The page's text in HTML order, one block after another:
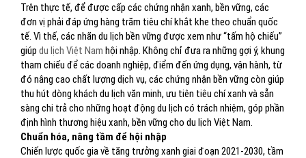
Trên thực tế, để được cấp các chứng nhận xanh, bền vững, các
đơn vị phải đáp ứng hàng trăm tiêu chí khắt khe theo chuẩn quốc
tế. Vì thế, các nhãn du lịch bền vững được xem như “tấm hộ chiếu”
giúp du lịch Việt Nam hội nhập. Không chỉ đưa ra những gợi ý, khung
tham chiếu để các doanh nghiệp, điểm đến ứng dụng, vận hành, từ
đó nâng cao chất lượng dịch vụ, các chứng nhận bền vững còn giúp
thu hút dòng khách du lịch văn minh, ưu tiên tiêu chí xanh và sẵn
sàng chi trả cho những hoạt động du lịch có trách nhiệm, góp phần
định hình thương hiệu xanh, bền vững cho du lịch Việt Nam.
Chuẩn hóa, nâng tầm để hội nhập
Chiến lược quốc gia về tăng trưởng xanh giai đoạn 2021-2030, tầm